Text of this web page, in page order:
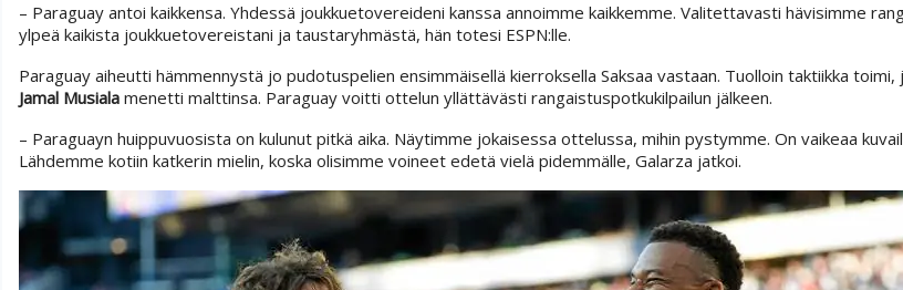
– Paraguay antoi kaikkensa. Yhdessä joukkuetovereideni kanssa annoimme kaikkemme. Valitettavasti hävisimme
ylpeä kaikista joukkuetovereistani ja taustaryhmästä, hän totesi ESPN:lle.
Paraguay aiheutti hämmennystä jo pudotuspelien ensimmäisellä kierroksella Saksaa vastaan. Tuolloin taktiikka
Jamal Musiala menetti malttinsa. Paraguay voitti ottelun yllättävästi rangaistuspotkukilpailun jälkeen.
– Paraguayn huippuvuosista on kulunut pitkä aika. Näytimme jokaisessa ottelussa, mihin pystymme. On vaikeaa
Lähdemme kotiin katkerin mielin, koska olisimme voineet edetä vielä pidemmälle, Galarza jatkoi.